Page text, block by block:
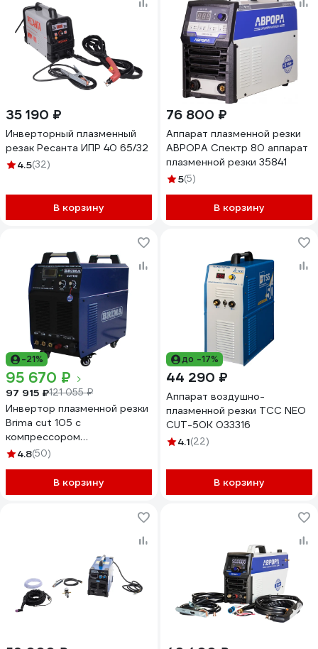
35 190 ₽
Инверторный плазменный
резак Ресанта ИПР 40 65/32
4.5(32)
В корзину
76 800 ₽
Аппарат плазменной резки
АВРОРА Спектр 80 аппарат
плазменной резки 35841
5(5)
В корзину
-21%
95 670 ₽
97 915 ₽121 055 ₽
Инвертор плазменной резки
Brima cut 105 с
компрессором
НП000001236
4.8(50)
В корзину
до -17%
44 290 ₽
Аппарат воздушно-
плазменной резки ТСС NEO
CUT-50K 033316
4.1(22)
В корзину